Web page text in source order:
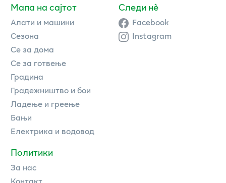
Мапа на сајтот
Алати и машини
Сезона
Се за дома
Се за готвење
Градина
Градежништво и бои
Ладење и греење
Бањи
Електрика и водовод
Политики
За нас
Следи нè
Facebook
Instagram